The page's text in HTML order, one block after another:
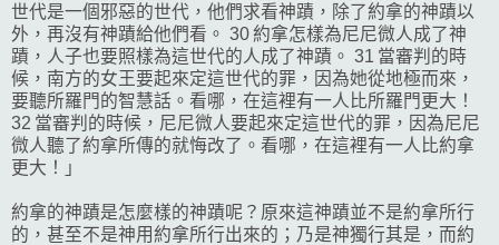
世代是一個邪惡的世代，他們求看神蹟，除了約拿的神蹟以
外，再沒有神蹟給他們看。 30 約拿怎樣為尼尼微人成了神
蹟，人子也要照樣為這世代的人成了神蹟。 31 當審判的時
候，南方的女王要起來定這世代的罪，因為她從地極而來，
要聽所羅門的智慧話。看哪，在這裡有一人比所羅門更大！
32 當審判的時候，尼尼微人要起來定這世代的罪，因為尼尼
微人聽了約拿所傳的就悔改了。看哪，在這裡有一人比約拿
更大！」
約拿的神蹟是怎麼樣的神蹟呢？原來這神蹟並不是約拿所行
的，甚至不是神用約拿所行出來的；乃是神獨行其是，而約